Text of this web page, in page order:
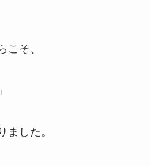
こそ、
ました。